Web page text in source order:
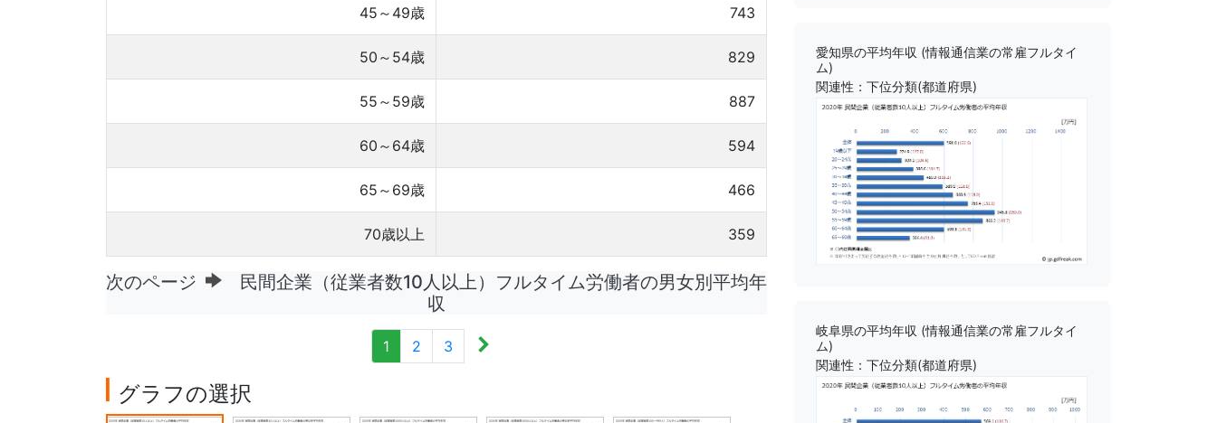
45～49歳 743
50～54歳 829
55～59歳 887
60～64歳 594
65～69歳 466
70歳以上 359
次のページ
民間企業（従業者数10人以上）フルタイム労働者の男女別平均年
収
1 2 3
グラフの選択
愛知県の平均年収 (情報通信業の常雇フルタイ
ム)
関連性：下位分類(都道府県)
岐阜県の平均年収 (情報通信業の常雇フルタイ
ム)
関連性：下位分類(都道府県)